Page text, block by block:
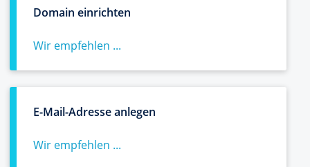
Domain einrichten
Wir empfehlen ...
E-Mail-Adresse anlegen
Wir empfehlen ...